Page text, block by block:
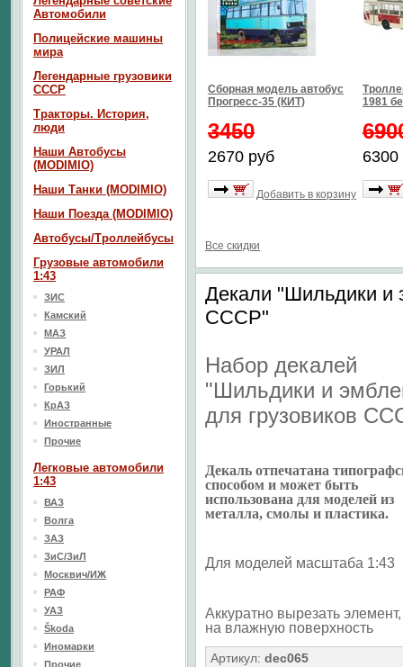
Сборная модель автобус
Прогресс-35 (КИТ)
3450
2670 руб
Добавить в корзину
1981
6300
Все скидки
Декали "Шильдики и
СССР"
Набор декалей
"Шильдики и
для грузовиков
Декаль отпечатана
способом и может быть
использована для моделей из
металла, смолы и пластика.
Для моделей масштаба 1:43
Аккуратно вырезать
на влажную поверхность
Артикул: dec065
Автомобили
Полицейские машины
мира
Легендарные грузовики
СССР
Тракторы. История,
люди
Наши Автобусы
(MODIMIO)
Наши Танки (MODIMIO)
Наши Поезда (MODIMIO)
Автобусы/Троллейбусы
Грузовые автомобили
1:43
ЗИС
Камский
МАЗ
УРАЛ
ЗИЛ
Горький
КрАЗ
Иностранные
Прочие
Легковые автомобили
1:43
ВАЗ
Волга
ЗАЗ
ЗиС/ЗиЛ
Москвич/ИЖ
РАФ
УАЗ
Škoda
Иномарки
Прочие